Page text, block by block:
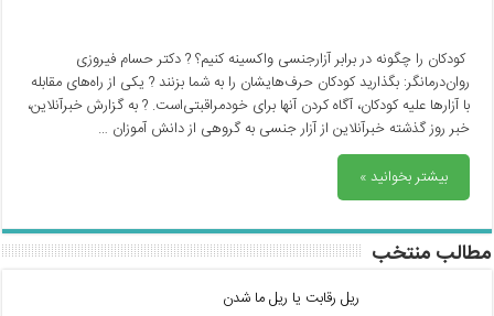
کودکان را چگونه در برابر آزارجنسی واکسینه کنیم؟ ? دکتر حسام فیروزی
روان‌درمانگر: بگذارید کودکان حرف‌هایشان را به شما بزنند ? یکی از راه‌های مقابله
با آزارها علیه کودکان، آگاه کردن آنها برای خودمراقبتی‌است. ? به گزارش خبرآنلاین،
خبر روز گذشته خبرآنلاین از آزار جنسی به گروهی از دانش آموزان …
بیشتر بخوانید »
مطالب منتخب
ریل رقابت یا ریل ما شدن